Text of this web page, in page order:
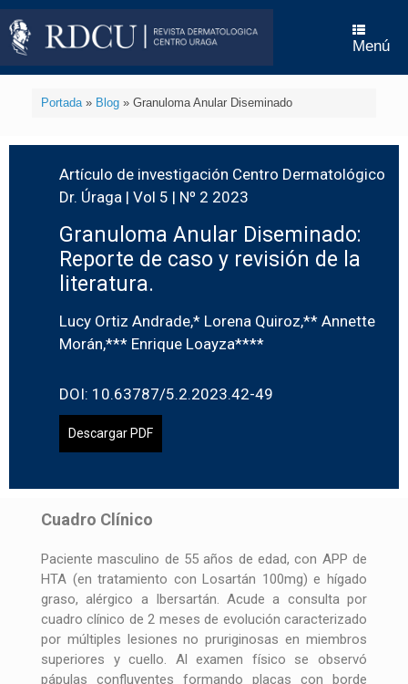
Menú
Portada» Blog» Granuloma Anular Diseminado
Artículo de investigación Centro Dermatológico
Dr. Úraga | Vol 5 | Nº 2 2023
Granuloma Anular Diseminado:
Reporte de caso y revisión de la
literatura.
Lucy Ortiz Andrade,* Lorena Quiroz,** Annette
Morán,*** Enrique Loayza****
DOI: 10.63787/5.2.2023.42-49
Descargar PDF
Cuadro Clínico
Paciente masculino de 55 años de edad, con APP de
HTA (en tratamiento con Losartán 100mg) e hígado
graso, alérgico a Ibersartán. Acude a consulta por
cuadro clínico de 2 meses de evolución caracterizado
por múltiples lesiones no pruriginosas en miembros
superiores y cuello. Al examen físico se observó
pápulas confluyentes formando placas con borde